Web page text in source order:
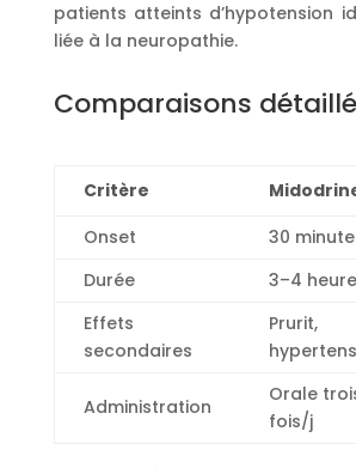
patients atteints d’hypotension
liée à la neuropathie.
Comparaisons
Critère
Onset
30
Durée
3–4
Effets
secondaires
Prurit,
Administration
Orale
fois/j